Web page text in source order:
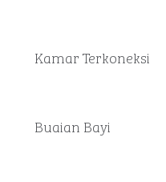
Kamar Terkoneksi
Buaian Bayi